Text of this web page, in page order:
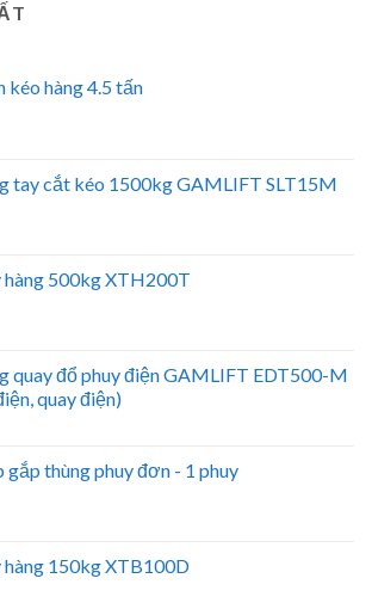
kéo hàng 4.5 tấn
tay cắt kéo 1500kg GAMLIFT SLT15M
hàng 500kg XTH200T
quay đổ phuy điện GAMLIFT EDT500-M
quay điện)
gắp thùng phuy đơn - 1 phuy
hàng 150kg XTB100D